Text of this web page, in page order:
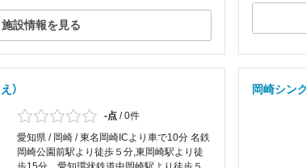
施設情報を見る
）
-点 /0件
愛知県 / 岡崎 / 東名岡崎ICより車で10分 名鉄
岡崎公園前駅より徒歩５分,東岡崎駅より徒
岡崎シン